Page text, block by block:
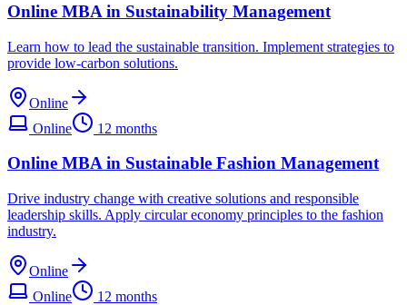
Online MBA in Sustainability Management
Learn how to lead the sustainable transition. Implement strategies to
provide low-carbon solutions.
Online
Online
12 months
Online MBA in Sustainable Fashion Management
Drive industry change with creative solutions and responsible
leadership skills. Apply circular economy principles to the fashion
industry.
Online
Online
12 months